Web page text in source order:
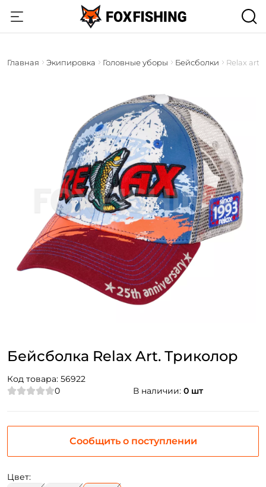
Главная Экипировка Головные уборы Бейсболки Relax art.
Бейсболка Relax Art. Триколор
Код товара: 56922
0
В наличии: 0 шт
Цвет:
Сообщить о поступлении